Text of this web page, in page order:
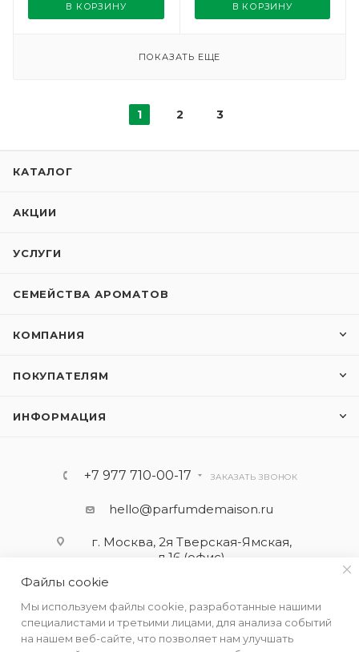
В КОРЗИНУ В КОРЗИНУ
ПОКАЗАТЬ ЕЩЕ
1 2 3
КАТАЛОГ
АКЦИИ
УСЛУГИ
СЕМЕЙСТВА АРОМАТОВ
КОМПАНИЯ
ПОКУПАТЕЛЯМ
ИНФОРМАЦИЯ
+7 977 710-00-17 ЗАКАЗАТЬ ЗВОНОК
hello@parfumdemaison.ru
г. Москва, 2я Тверская-Ямская,
д.16 (офис)
Файлы cookie
Мы используем файлы cookie, разработанные нашими
специалистами и третьими лицами, для анализа событий
на нашем веб-сайте, что позволяет нам улучшать